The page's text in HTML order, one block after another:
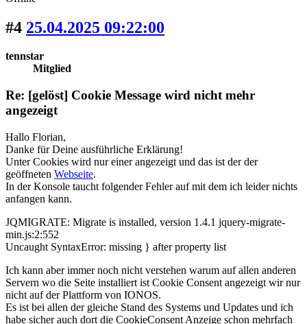
#4 25.04.2025 09:22:00
tennstar
Mitglied
Re: [gelöst] Cookie Message wird nicht mehr
angezeigt
Hallo Florian,
Danke für Deine ausführliche Erklärung!
Unter Cookies wird nur einer angezeigt und das ist der der
geöffneten Webseite.
In der Konsole taucht folgender Fehler auf mit dem ich leider nichts
anfangen kann.
JQMIGRATE: Migrate is installed, version 1.4.1 jquery-migrate-
min.js:2:552
Uncaught SyntaxError: missing } after property list
Ich kann aber immer noch nicht verstehen warum auf allen anderen
Servern wo die Seite installiert ist Cookie Consent angezeigt wir nur
nicht auf der Plattform von IONOS.
Es ist bei allen der gleiche Stand des Systems und Updates und ich
habe sicher auch dort die CookieConsent Anzeige schon mehrfach